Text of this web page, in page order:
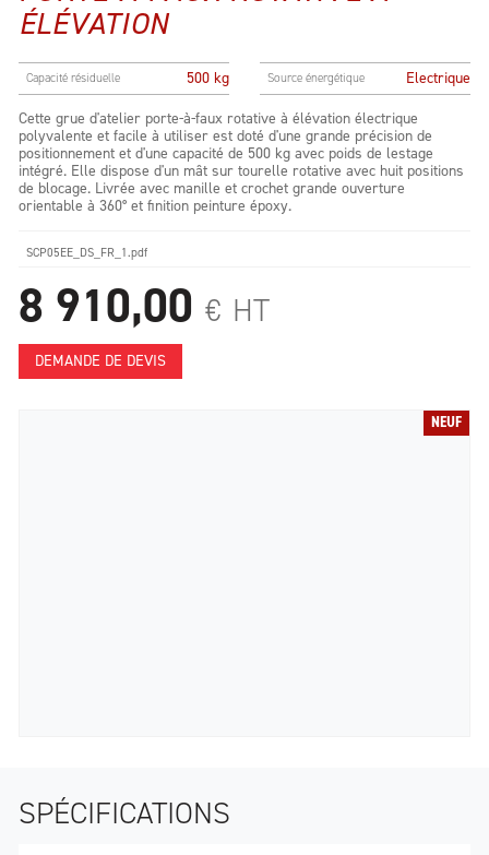
NEUF
ÉLÉVATION
Capacité résiduelle 500 kg Source énergétique
Electrique
Cette grue d'atelier porte-à-faux rotative à élévation électrique
polyvalente et facile à utiliser est doté d'une grande précision de
positionnement et d'une capacité de 500 kg avec poids de lestage
intégré. Elle dispose d'un mât sur tourelle rotative avec huit positions
de blocage. Livrée avec manille et crochet grande ouverture
orientable à 360° et finition peinture époxy.
SCP05EE_DS_FR_1.pdf
8 910,00 € HT
DEMANDE DE DEVIS
SPÉCIFICATIONS